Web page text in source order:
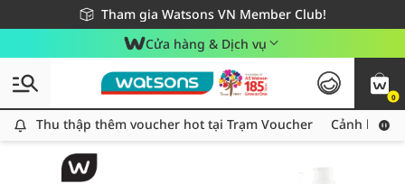
Tham gia Watsons VN Member Club!
Miễn phí giao hàng cho đơn hàng từ 249,000Đ
Giao hàng nhanh 24h - Áp dụng khu vực TP. Hồ Chí Minh
Cửa hàng & Dịch vụ
0
Thu thập thêm voucher hot tại Trạm Voucher
Thu thập thêm voucher hot tại Trạm Voucher Cảnh báo
Tag:kiehl's1 item(s) found